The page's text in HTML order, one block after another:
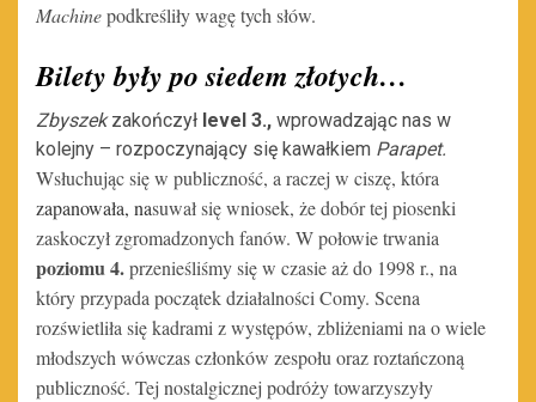
Machinepodkreśliły wagę tych słów.
Bilety były po siedem złotych…
Zbyszekzakończył level 3., wprowadzając nas w
kolejny – rozpoczynający się kawałkiem Parapet.
Wsłuchując się w publiczność, a raczej w ciszę, która
zapanowała, nasuwał się wniosek, że dobór tej piosenki
zaskoczył zgromadzonych fanów. W połowie trwania
poziomu 4.przenieśliśmy się w czasie aż do 1998 r., na
który przypada początek działalności Comy. Scena
rozświetliła się kadrami z występów, zbliżeniami na o wiele
młodszych wówczas członków zespołu oraz roztańczoną
publiczność. Tej nostalgicznej podróży towarzyszyły